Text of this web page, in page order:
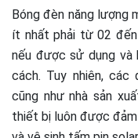
Bóng đèn năng
ít nhất phải từ 02
nếu được sử dụng và
cách. Tuy nhiên,
cũng như nhà sản
thiết bị luôn được